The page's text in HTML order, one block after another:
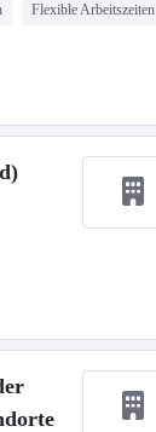
Flexible Arbeitszeiten